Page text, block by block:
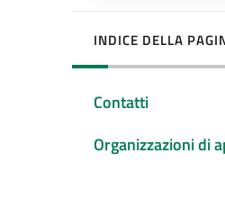
INDICE DELLA
Contatti
Organizzazioni di